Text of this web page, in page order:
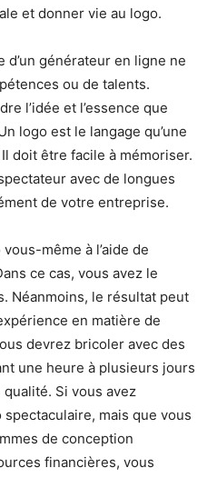
et donner vie au logo.
d’un générateur en ligne ne
ou de talents.
l’idée et l’essence que
logo est le langage qu’une
doit être facile à mémoriser.
avec de longues
de votre entreprise.
même à l’aide de
ce cas, vous avez le
Néanmoins, le résultat peut
en matière de
devrez bricoler avec des
une heure à plusieurs jours
Si vous avez
mais que vous
de conception
financières, vous